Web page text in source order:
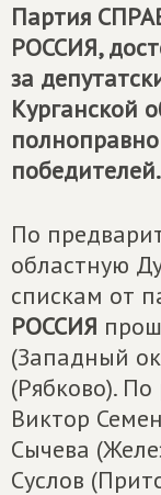
Партия
РОССИЯ,
за
Курганской
полноправно
победителей.
По
областную
спискам от
РОССИЯ
(Западный
(Рябково).
Виктор
Сычева
Суслов